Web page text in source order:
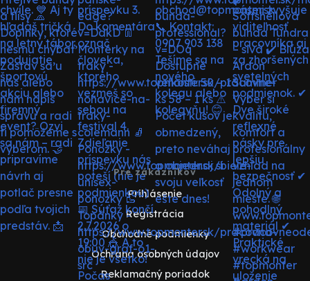
Pre zákazníkov
Prihlásenie
Registrácia
Obchodné podmienky
Ochrana osobných údajov
Reklamačný poriadok